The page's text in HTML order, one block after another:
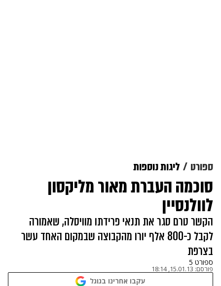
ספורט ליגות נוספות
סוכמה העברת מאור מליקסון
לוולנסיין
הקשר טרם סגר את תנאי פרידתו מוויסלה, שאמורה
לקבל כ-800 אלף יורו מהקבוצה שבמקום האחד עשר
בצרפת
ספורט 5
פורסם: 15.01.13, 18:14
עקבו אחרינו בגוגל